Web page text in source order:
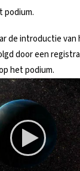
podium.
de introductie van
door een
het podium.